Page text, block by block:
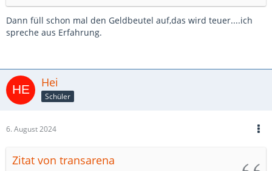
Dann füll schon mal den Geldbeutel auf,das wird teuer....ich
spreche aus Erfahrung.
Hei
Schüler
6. August 2024
Zitat von transarena